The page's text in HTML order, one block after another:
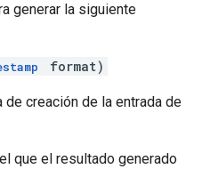
generar la siguiente
format)
creación de la entrada de
que el resultado generado